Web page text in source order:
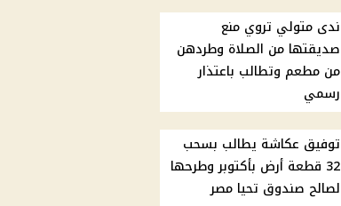
ندى متولي تروي منع
صديقتها من الصلاة وطردهن
من مطعم وتطالب باعتذار
رسمي
توفيق عكاشة يطالب بسحب
32 قطعة أرض بأكتوبر وطرحها
لصالح صندوق تحيا مصر